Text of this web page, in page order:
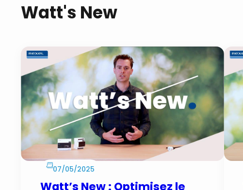
Watt's New
07/05/2025
Watt’s New : Optimisez le